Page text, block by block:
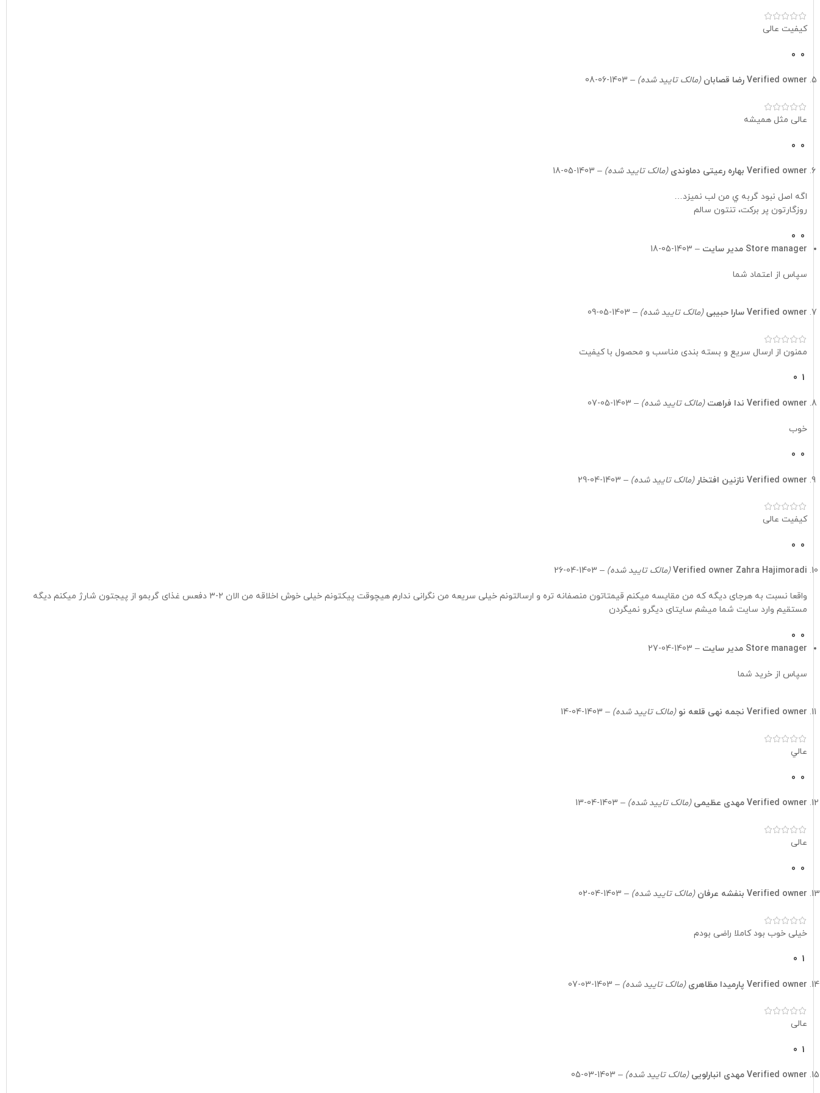
۴ کیلوگرم
۴ کیلوگرم
۴ کیلوگرم
۴ کیلوگرم
۵ کیلوگرم
۵ کیلوگرم
۵ کیلوگرم
کیفیت عالی
0
0
Verified owner رضا قصابان(مالک تایید شده) –
1403-06-08
عالی مثل همیشه
0
0
Verified owner بهاره رعیتی دماوندی(مالک تایید شده) –
1403-05-18
اگه اصل نبود گربه ي من لب نميزد…
روزگارتون پر بركت، تنتون سالم
0
0
Store manager مدیر سایت –
1403-05-18
سپاس از اعتماد شما
Verified owner سارا حبیبی(مالک تایید شده) –
1403-05-09
ممنون از ارسال سریع و بسته بندی مناسب و محصول با کیفیت
1
0
Verified owner ندا فراهت(مالک تایید شده) –
1403-05-07
خوب
0
0
Verified owner نازنین افتخار(مالک تایید شده) –
1403-04-29
کیفیت عالی
0
0
Verified owner Zahra Hajimoradi (مالک تایید شده) –
1403-04-26
واقعا نسبت به هرجای دیگه که من مقایسه میکنم قیمتاتون منصفانه تره و ارسالتونم خیلی سریعه من نگرانی ندارم هیچوقت پیکتونم خیلی خوش اخلاقه من الان ۲-۳ دفعس غذای گربمو از پیجتون شارژ میکنم دیگه
مستقیم وارد سایت شما میشم سایتای دیگرو نمیگردن
0
0
Store manager مدیر سایت –
1403-04-27
سپاس از خرید شما
Verified owner نجمه نهی قلعه نو(مالک تایید شده) –
1403-04-14
عالي
0
0
Verified owner مهدی عظیمی(مالک تایید شده) –
1403-04-13
عالی
0
0
Verified owner بنفشه عرفان(مالک تایید شده) –
1403-04-02
خیلی خوب بود کاملا راضی بودم
1
0
Verified owner پارمیدا مظاهری(مالک تایید شده) –
1403-03-07
عالی
1
0
Verified owner مهدی انبارلویی(مالک تایید شده) –
1403-03-05